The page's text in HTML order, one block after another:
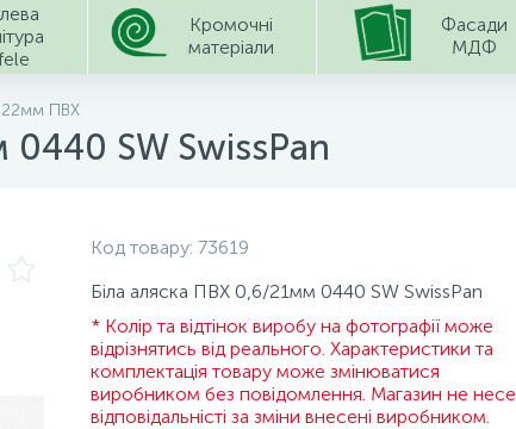
Кромочні
матеріали
Фасади
МДФ
ПВХ
SW SwissPan
Код товару: 73619
Біла аляска ПВХ 0,6/21мм 0440 SW SwissPan
* Колір та відтінок виробу на фотографії може
відрізнятись від реального. Характеристики та
комплектація товару може змінюватися
виробником без повідомлення. Магазин не несе
відповідальністі за зміни внесені виробником.